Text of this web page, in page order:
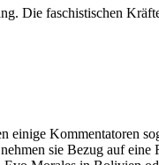
Die faschistischen
Kommentatoren
sie Bezug auf